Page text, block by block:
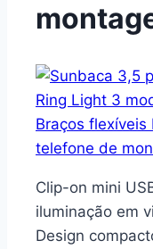
Clip-on mini
iluminação em
Design